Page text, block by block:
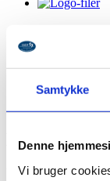
Samtykke
Denne
Vi bruger
GPO-
Medlem
Viser 9 resultater